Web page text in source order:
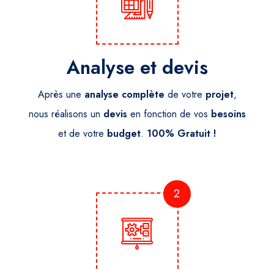
Analyse et devis
Après une analyse complète de votre projet,
nous réalisons un devis en fonction de vos besoins
et de votre budget. 100% Gratuit !
2